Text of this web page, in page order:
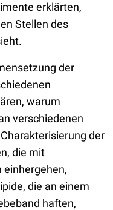
erklärten,
Stellen des
der
warum
verschiedenen
der
die mit
die an einem
haften,